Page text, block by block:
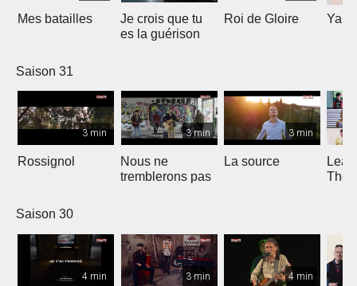
Mes batailles
Je crois que tu
es la guérison
Roi de Gloire
Saison 31
3 min
Rossignol
3 min
Nous ne
tremblerons pas
3 min
La source
The
Saison 30
4 min 3 min 4 min